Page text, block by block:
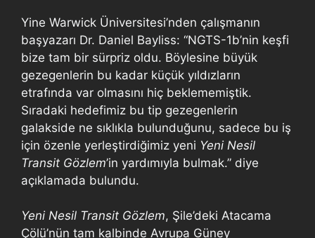
Yine Warwick Üniversitesi’nden çalışmanın
başyazarı Dr. Daniel Bayliss: “NGTS-1b’nin keşfi
bize tam bir sürpriz oldu. Böylesine büyük
gezegenlerin bu kadar küçük yıldızların
etrafında var olmasını hiç beklememiştik.
Sıradaki hedefimiz bu tip gezegenlerin
galakside ne sıklıkla bulunduğunu, sadece bu iş
için özenle yerleştirdiğimiz yeni Yeni Nesil
Transit Gözlem’in yardımıyla bulmak.” diye
açıklamada bulundu.
Yeni Nesil Transit Gözlem, Şile’deki Atacama
Çölü’nün tam kalbinde Avrupa Güney